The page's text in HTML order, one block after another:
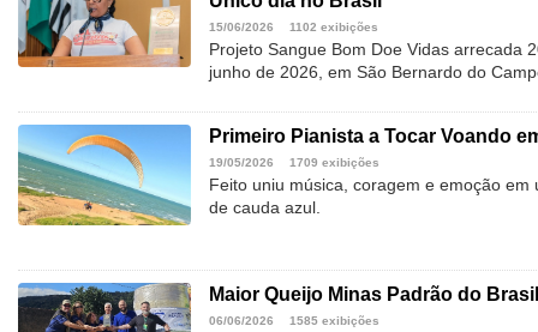
15/06/2026 1102 exibições
Projeto Sangue Bom Doe Vidas arrecada
junho de 2026, em São Bernardo do
Primeiro Pianista a Tocar Voando
19/05/2026 1709 exibições
Feito uniu música, coragem e emoção
de cauda azul.
Maior Queijo Minas Padrão do Brasil
06/06/2026 1585 exibições